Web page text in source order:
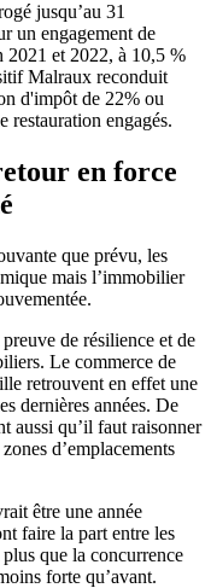
jusqu’au 31
un engagement de
2021 et 2022, à 10,5 %
Malraux reconduit
d'impôt de 22% ou
restauration engagés.
en force
que prévu, les
mais l’immobilier
de résilience et de
Le commerce de
retrouvent en effet une
dernières années. De
aussi qu’il faut raisonner
d’emplacements
être une année
faire la part entre les
que la concurrence
forte qu’avant.